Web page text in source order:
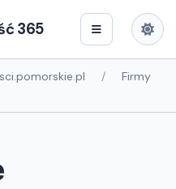
365
Firmy